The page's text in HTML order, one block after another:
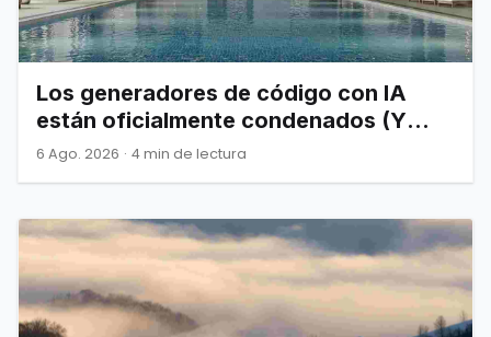
Los generadores de código con IA
están oficialmente condenados (Y
Joel Spolsky nos lo advirtió)
6 Ago. 2026 · 4 min de lectura